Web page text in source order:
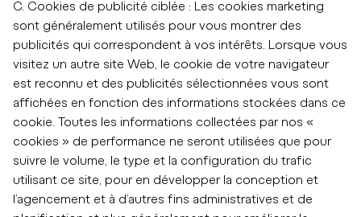
C. Cookies de publicité ciblée : Les cookies marketing
sont généralement utilisés pour vous montrer des
publicités qui correspondent à vos intérêts. Lorsque vous
visitez un autre site Web, le cookie de votre navigateur
est reconnu et des publicités sélectionnées vous sont
affichées en fonction des informations stockées dans ce
cookie. Toutes les informations collectées par nos «
cookies » de performance ne seront utilisées que pour
suivre le volume, le type et la configuration du trafic
utilisant ce site, pour en développer la conception et
l’agencement et à d’autres fins administratives et de